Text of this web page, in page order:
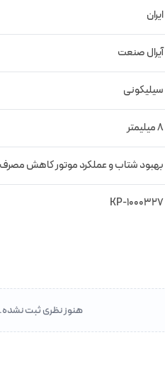
ایران
آیرال صنعت
سیلیکونی
8 میلیمتر
بهبود شتاب و عملکرد موتور کاهش
KP-1000327
هنوز نظری ثبت نشده.